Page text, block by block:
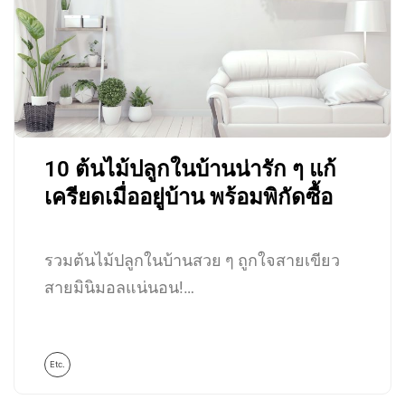
10 ต้นไม้ปลูกในบ้านน่ารัก ๆ แก้
เครียดเมื่ออยู่บ้าน พร้อมพิกัดซื้อ
รวมต้นไม้ปลูกในบ้านสวย ๆ ถูกใจสายเขียว
สายมินิมอลแน่นอน!…
Etc.